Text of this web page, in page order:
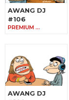
AWANG DJ
#106
PREMIUM …
AWANG DJ